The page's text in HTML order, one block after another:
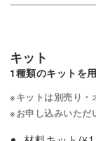
キット
1種類のキットを
※キットは別売り・
※お申し込みいただ